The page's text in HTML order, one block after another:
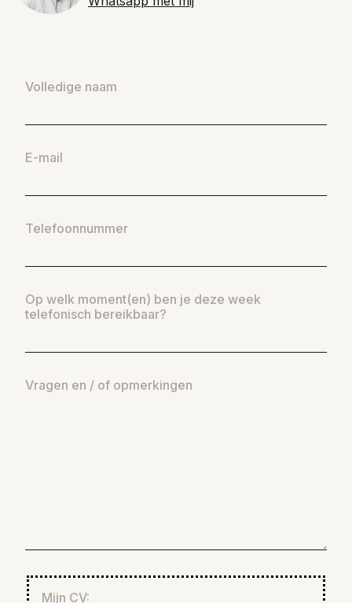
Volledige naam
E-mail
Telefoonnummer
Op welk moment(en) ben je deze week
telefonisch bereikbaar?
Vragen en / of opmerkingen
Mijn CV: